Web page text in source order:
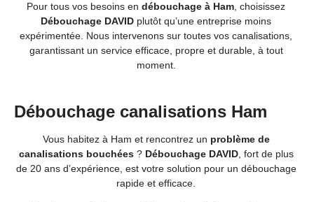
Pour tous vos besoins en débouchage à Ham, choisissez
Débouchage DAVID plutôt qu’une entreprise moins
expérimentée. Nous intervenons sur toutes vos canalisations,
garantissant un service efficace, propre et durable, à tout
moment.
Débouchage canalisations Ham
Vous habitez à Ham et rencontrez un problème de
canalisations bouchées? Débouchage DAVID, fort de plus
de 20 ans d’expérience, est votre solution pour un débouchage
rapide et efficace.